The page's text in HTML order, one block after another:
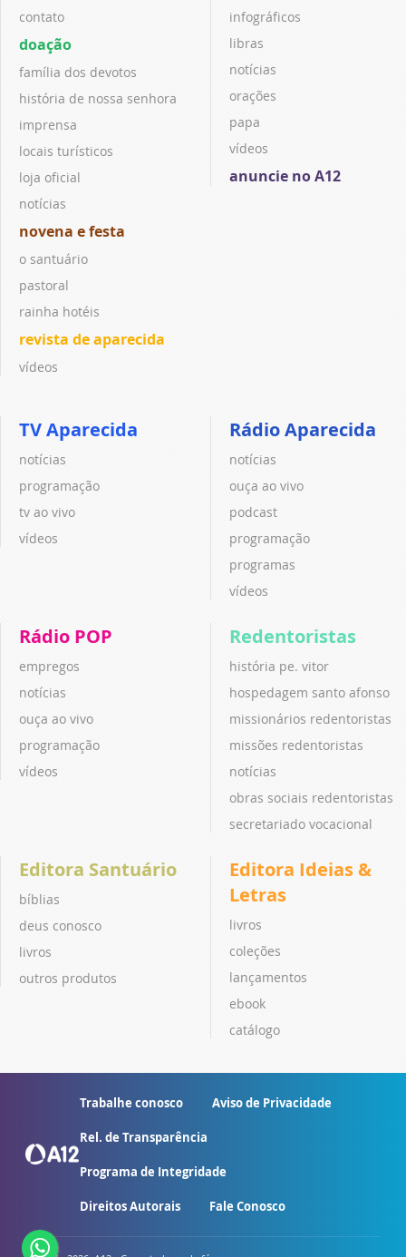
contato
doação
família dos devotos
história de nossa senhora
imprensa
locais turísticos
loja oficial
notícias
novena e festa
o santuário
pastoral
rainha hotéis
revista de aparecida
vídeos
infográficos
libras
notícias
orações
papa
vídeos
anuncie no A12
TV Aparecida
notícias
programação
tv ao vivo
vídeos
Rádio Aparecida
notícias
ouça ao vivo
podcast
programação
programas
vídeos
Rádio POP
empregos
notícias
ouça ao vivo
programação
vídeos
Redentoristas
história pe. vitor
hospedagem santo afonso
missionários redentoristas
missões redentoristas
notícias
obras sociais redentoristas
secretariado vocacional
Editora Santuário
bíblias
deus conosco
livros
outros produtos
Editora Ideias &
Letras
livros
coleções
lançamentos
ebook
catálogo
Trabalhe conosco Aviso de Privacidade
Rel. de Transparência
Programa de Integridade
Direitos Autorais Fale Conosco